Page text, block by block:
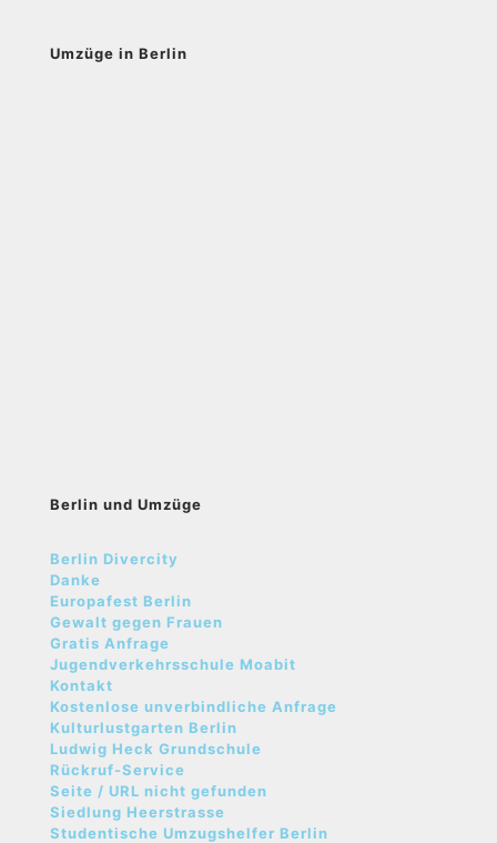
Umzüge in Berlin
Berlin und Umzüge
Berlin Divercity
Danke
Europafest Berlin
Gewalt gegen Frauen
Gratis Anfrage
Jugendverkehrsschule Moabit
Kontakt
Kostenlose unverbindliche Anfrage
Kulturlustgarten Berlin
Ludwig Heck Grundschule
Rückruf-Service
Seite / URL nicht gefunden
Siedlung Heerstrasse
Studentische Umzugshelfer Berlin